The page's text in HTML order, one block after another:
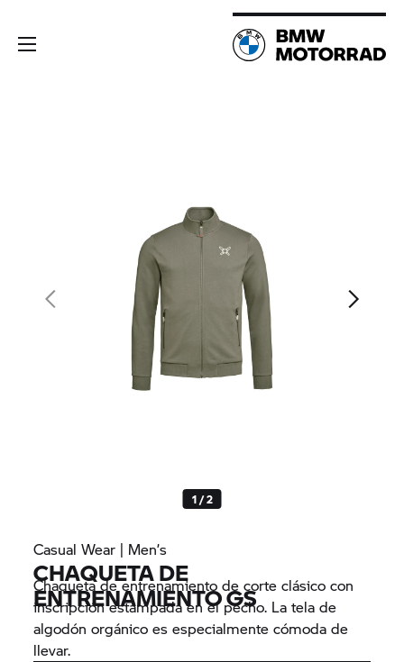
1 / 2
Casual Wear | Men’s
CHAQUETA DE
ENTRENAMIENTO GS
Chaqueta de entrenamiento de corte clásico con
inscripción estampada en el pecho. La tela de
algodón orgánico es especialmente cómoda de
llevar.